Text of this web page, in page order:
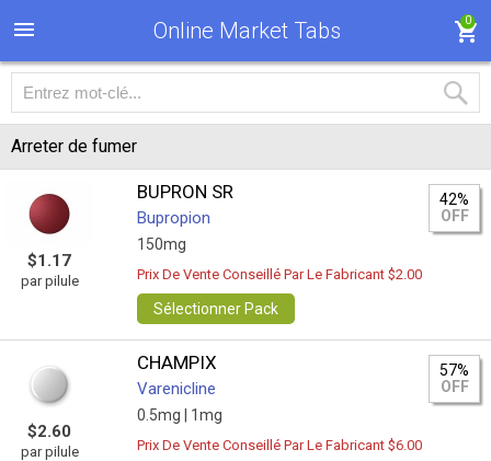
Online Market Tabs 0
Arreter de fumer
$1.17
par pilule
BUPRON SR
Bupropion
150mg
42%
OFF
Prix De Vente Conseillé Par Le Fabricant $2.00
Sélectionner Pack
$2.60
par pilule
CHAMPIX
Varenicline
0.5mg | 1mg
57%
OFF
Prix De Vente Conseillé Par Le Fabricant $6.00